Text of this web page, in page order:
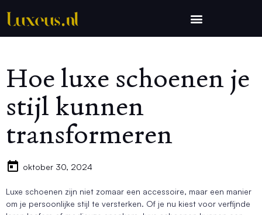
Hoe luxe schoenen je
stijl kunnen
transformeren
oktober 30, 2024
Luxe schoenen zijn niet zomaar een accessoire, maar een manier
om je persoonlijke stijl te versterken. Of je nu kiest voor verfijnde